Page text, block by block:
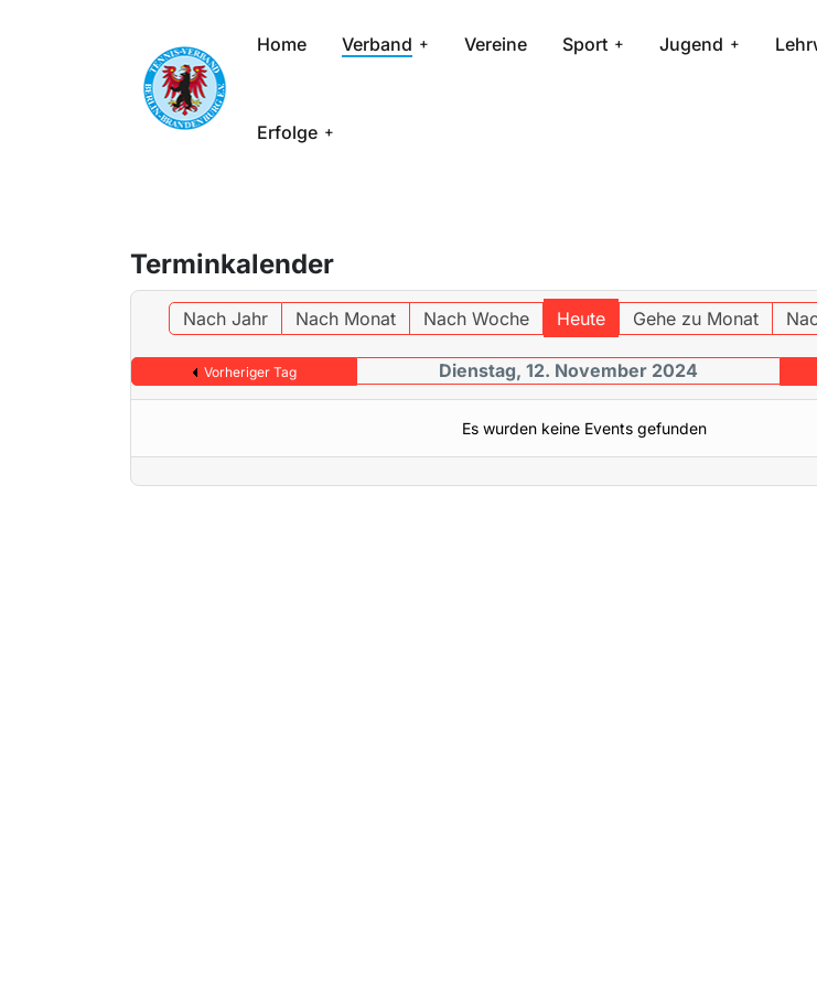
Home Verband Vereine Sport Jugend
Erfolge
Terminkalender
Nach Jahr Nach Monat Nach Woche Heute Gehe zu Monat
Vorheriger Tag Dienstag, 12. November 2024
Es wurden keine Events gefunden